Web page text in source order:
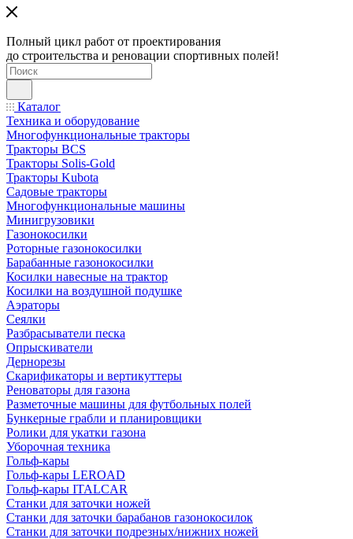
Полный цикл работ от проектирования
до строительства и реновации спортивных полей!
Каталог
Техника и оборудование
Многофункциональные тракторы
Тракторы BCS
Тракторы Solis-Gold
Тракторы Kubota
Садовые тракторы
Многофункциональные машины
Минигрузовики
Газонокосилки
Роторные газонокосилки
Барабанные газонокосилки
Косилки навесные на трактор
Косилки на воздушной подушке
Аэраторы
Сеялки
Разбрасыватели песка
Опрыскиватели
Дернорезы
Скарификаторы и вертикуттеры
Реноваторы для газона
Разметочные машины для футбольных полей
Бункерные грабли и планировщики
Ролики для укатки газона
Уборочная техника
Гольф-кары
Гольф-кары LEROAD
Гольф-кары ITALCAR
Станки для заточки ножей
Станки для заточки барабанов газонокосилок
Станки для заточки подрезных/нижних ножей